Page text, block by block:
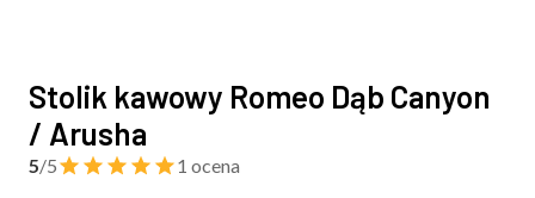
Stolik kawowy Romeo Dąb Canyon
/ Arusha
5/5 1 ocena